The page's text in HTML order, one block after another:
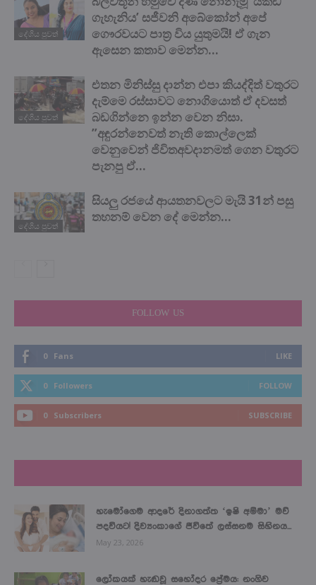
දේශිය පුවත්
ගැහැනිය’ සජීවනි අබේකෝන් අපේ
ගෞරවයට පාත්‍ර විය යුතුමයි! ඒ ගැන
ඇසෙන කතාව මෙන්න…
දේශිය පුවත්
එතන මිනිස්සු දාන්න එපා කියද්දිත් වතුරට
දැම්මෙ රස්සාවට නොගියොත් ඒ දවසත්
බඩගින්නෙ ඉන්න වෙන නිසා.
”අඳුරන්නෙවත් නැති කොල්ලෙක්
වෙනුවෙන් ජිවිතඅවදානමත් ගෙන වතුරට
පැනපු ඒ...
දේශිය පුවත්
සියලු රජයේ ආයතනවලට මැයි 31න් පසු
තහනම් වෙන දේ මෙන්න…
FOLLOW US
0 Fans LIKE
0 Followers FOLLOW
0 Subscribers SUBSCRIBE
හැමෝගෙම ආදරේ දිනාගත්ත ‘ඉෂි අම්මා’ මව්
පදවියට! දිව්‍යංකාගේ ජීවිතේ ලස්සනම සිහිනය...
May 23, 2026
ලෝකයක් හැඬවූ සහෝදර ප්‍රේමය: නංගිව